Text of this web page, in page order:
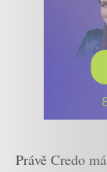
Právě Credo